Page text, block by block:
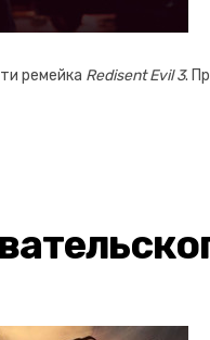
ремейка Redisent Evil 3.